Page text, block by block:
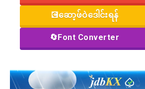
💽ဆော့ဖ်ဝဲဒေါင်းရန်
🔄Font Converter